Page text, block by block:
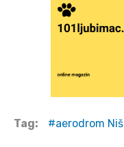
Tag: aerodrom Niš